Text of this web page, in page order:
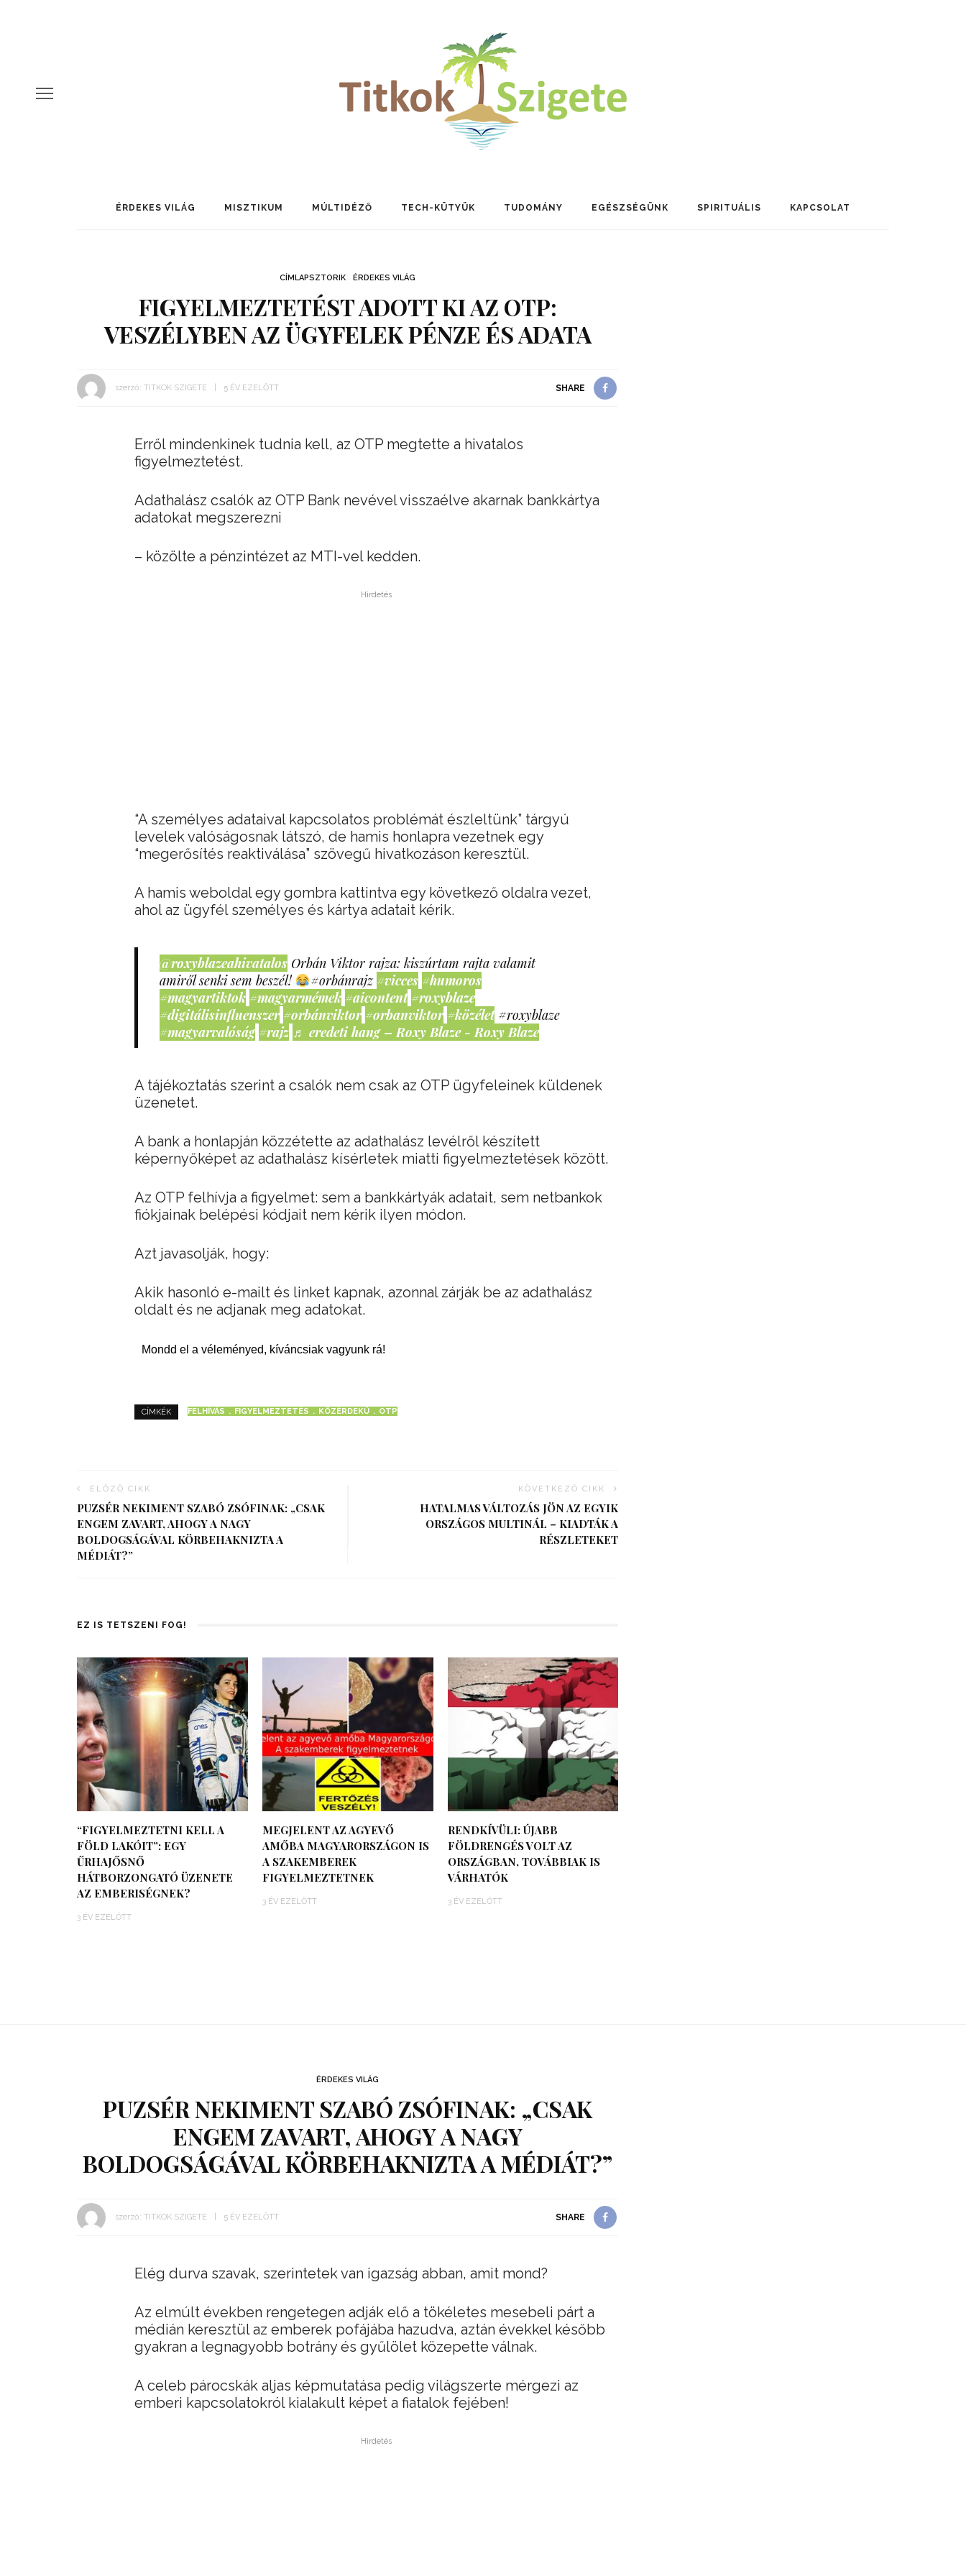
ÉRDEKES VILÁG MISZTIKUM MÚLTIDÉZŐ TECH-KÜTYÜK TUDOMÁNY EGÉSZSÉGÜNK SPIRITUÁLIS KAPCSOLAT
CÍMLAPSZTORIK ÉRDEKES VILÁG
FIGYELMEZTETÉST ADOTT KI AZ OTP:
VESZÉLYBEN AZ ÜGYFELEK PÉNZE ÉS ADATA
szerző: TITKOK SZIGETE 5 ÉV EZELŐTT SHARE
Erről mindenkinek tudnia kell, az OTP megtette a hivatalos
figyelmeztetést.
Adathalász csalók az OTP Bank nevével visszaélve akarnak bankkártya
adatokat megszerezni
– közölte a pénzintézet az MTI-vel kedden.
Hirdetés
“A személyes adataival kapcsolatos problémát észleltünk” tárgyú
levelek valóságosnak látszó, de hamis honlapra vezetnek egy
“megerősítés reaktiválása” szövegű hivatkozáson keresztül.
A hamis weboldal egy gombra kattintva egy következő oldalra vezet,
ahol az ügyfél személyes és kártya adatait kérik.
@roxyblazeahivatalos Orbán Viktor rajza: kiszúrtam rajta valamit
amiről senki sem beszél!
#orbánrajz #vicces #humoros
#magyartiktok #magyarmémek #aicontent #roxyblaze
#digitálisinfluenszer #orbánviktor #orbanviktor #közélet #roxyblaze
#magyarvalóság #rajz ♬ eredeti hang – Roxy Blaze - Roxy Blaze
A tájékoztatás szerint a csalók nem csak az OTP ügyfeleinek küldenek
üzenetet.
A bank a honlapján közzétette az adathalász levélről készített
képernyőképet az adathalász kísérletek miatti figyelmeztetések között.
Az OTP felhívja a figyelmet: sem a bankkártyák adatait, sem netbankok
fiókjainak belépési kódjait nem kérik ilyen módon.
Azt javasolják, hogy:
Akik hasonló e-mailt és linket kapnak, azonnal zárják be az adathalász
oldalt és ne adjanak meg adatokat.
Mondd el a véleményed, kíváncsiak vagyunk rá!
CÍMKÉK FELHÍVÁS FIGYELMEZTETÉS KÖZÉRDEKŰ OTP
ELŐZŐ CIKK
PUZSÉR NEKIMENT SZABÓ ZSÓFINAK: „CSAK
ENGEM ZAVART, AHOGY A NAGY
BOLDOGSÁGÁVAL KÖRBEHAKNIZTA A
MÉDIÁT?”
KÖVETKEZŐ CIKK
HATALMAS VÁLTOZÁS JÖN AZ EGYIK
ORSZÁGOS MULTINÁL – KIADTÁK A
RÉSZLETEKET
EZ IS TETSZENI FOG!
“FIGYELMEZTETNI KELL A
FÖLD LAKÓIT”: EGY
ŰRHAJŐSNŐ
HÁTBORZONGATÓ ÜZENETE
AZ EMBERISÉGNEK?
3 ÉV EZELŐTT
MEGJELENT AZ AGYEVŐ
AMŐBA MAGYARORSZÁGON IS
A SZAKEMBEREK
FIGYELMEZTETNEK
3 ÉV EZELŐTT
RENDKÍVÜLI: ÚJABB
FÖLDRENGÉS VOLT AZ
ORSZÁGBAN, TOVÁBBIAK IS
VÁRHATÓK
3 ÉV EZELŐTT
ÉRDEKES VILÁG
PUZSÉR NEKIMENT SZABÓ ZSÓFINAK: „CSAK
ENGEM ZAVART, AHOGY A NAGY
BOLDOGSÁGÁVAL KÖRBEHAKNIZTA A MÉDIÁT?”
szerző: TITKOK SZIGETE 5 ÉV EZELŐTT SHARE
Elég durva szavak, szerintetek van igazság abban, amit mond?
Az elmúlt években rengetegen adják elő a tökéletes mesebeli párt a
médián keresztül az emberek pofájába hazudva, aztán évekkel később
gyakran a legnagyobb botrány és gyűlölet közepette válnak.
A celeb párocskák aljas képmutatása pedig világszerte mérgezi az
emberi kapcsolatokról kialakult képet a fiatalok fejében!
Hirdetés